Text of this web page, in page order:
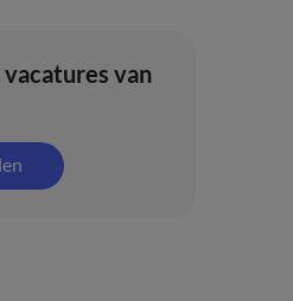
van